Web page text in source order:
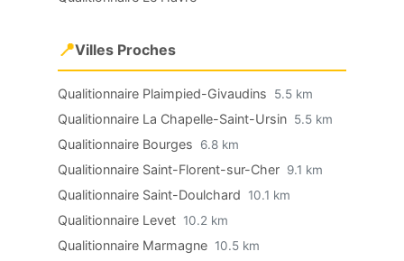
📍Villes Proches
Qualitionnaire Plaimpied-Givaudins 5.5 km
Qualitionnaire La Chapelle-Saint-Ursin 5.5 km
Qualitionnaire Bourges 6.8 km
Qualitionnaire Saint-Florent-sur-Cher 9.1 km
Qualitionnaire Saint-Doulchard 10.1 km
Qualitionnaire Levet 10.2 km
Qualitionnaire Marmagne 10.5 km